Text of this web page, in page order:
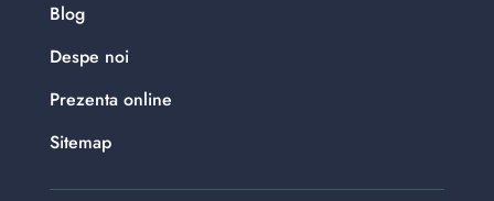
Blog
Despe noi
Prezenta online
Sitemap